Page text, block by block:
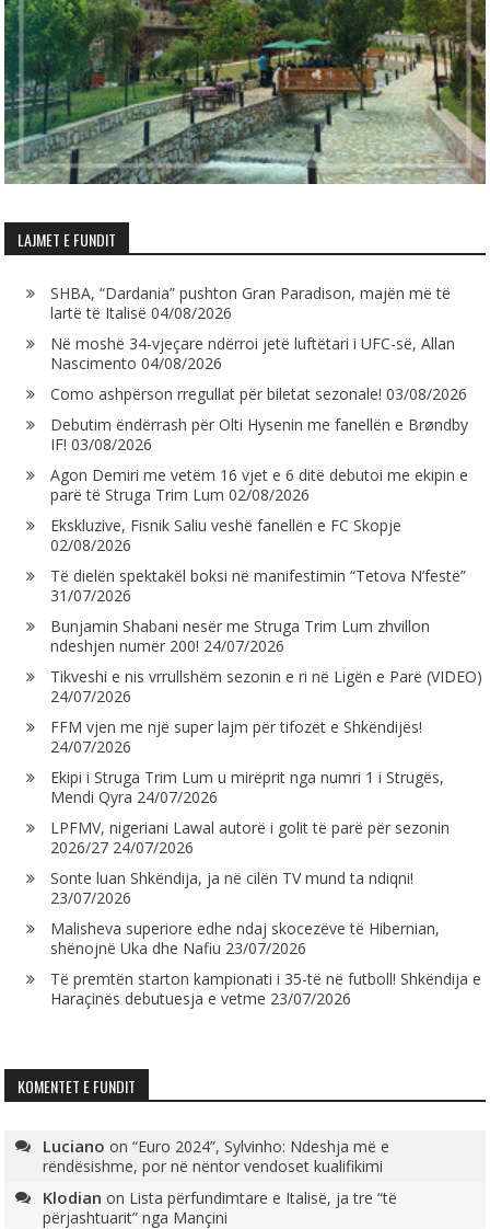
LAJMET E FUNDIT
SHBA, “Dardania” pushton Gran Paradison, majën më të
lartë të Italisë 04/08/2026
Në moshë 34-vjeçare ndërroi jetë luftëtari i UFC-së, Allan
Nascimento 04/08/2026
Como ashpërson rregullat për biletat sezonale! 03/08/2026
Debutim ëndërrash për Olti Hysenin me fanellën e Brøndby
IF! 03/08/2026
Agon Demiri me vetëm 16 vjet e 6 ditë debutoi me ekipin e
parë të Struga Trim Lum 02/08/2026
Ekskluzive, Fisnik Saliu veshë fanellën e FC Skopje
02/08/2026
Të dielën spektakël boksi në manifestimin “Tetova N’festë”
31/07/2026
Bunjamin Shabani nesër me Struga Trim Lum zhvillon
ndeshjen numër 200! 24/07/2026
Tikveshi e nis vrrullshëm sezonin e ri në Ligën e Parë (VIDEO)
24/07/2026
FFM vjen me një super lajm për tifozët e Shkëndijës!
24/07/2026
Ekipi i Struga Trim Lum u mirëprit nga numri 1 i Strugës,
Mendi Qyra 24/07/2026
LPFMV, nigeriani Lawal autorë i golit të parë për sezonin
2026/27 24/07/2026
Sonte luan Shkëndija, ja në cilën TV mund ta ndiqni!
23/07/2026
Malisheva superiore edhe ndaj skocezëve të Hibernian,
shënojnë Uka dhe Nafiu 23/07/2026
Të premtën starton kampionati i 35-të në futboll! Shkëndija e
Haraçinës debutuesja e vetme 23/07/2026
KOMENTET E FUNDIT
Luciano on“Euro 2024”, Sylvinho: Ndeshja më e
rëndësishme, por në nëntor vendoset kualifikimi
Klodian on Lista përfundimtare e Italisë, ja tre “të
përjashtuarit” nga Mançini